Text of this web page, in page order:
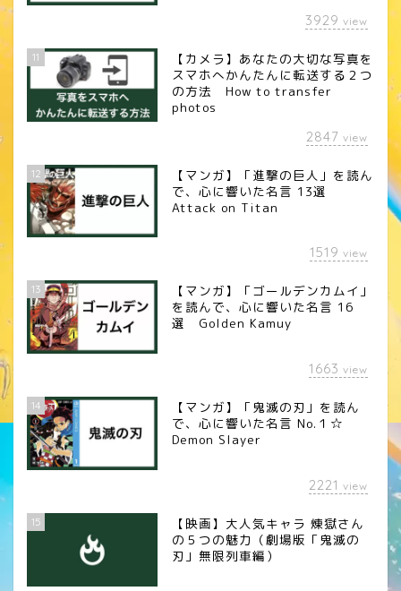
3929 view
11
【カメラ】あなたの大切な写真を
スマホへかんたんに転送する２つ
の方法 How to transfer
photos
2847 view
12
【マンガ】「進撃の巨人」を読ん
で、心に響いた名言 13選
Attack on Titan
1519 view
13
【マンガ】「ゴールデンカムイ」
を読んで、心に響いた名言 16
選 Golden Kamuy
1663 view
14
【マンガ】「鬼滅の刃」を読ん
で、心に響いた名言 No.１☆
Demon Slayer
2221 view
15
【映画】大人気キャラ 煉󠄁獄さん
の５つの魅力（劇場版「鬼滅の
刃」無限列車編）